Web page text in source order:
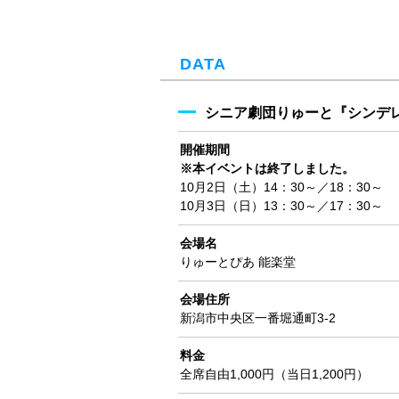
DATA
シニア劇団りゅーと『シンデ
開催期間
※本イベントは終了しました。
10月2日（土）14：30～／18：30～
10月3日（日）13：30～／17：30～
会場名
りゅーとぴあ 能楽堂
会場住所
新潟市中央区一番堀通町3-2
料金
全席自由1,000円（当日1,200円）